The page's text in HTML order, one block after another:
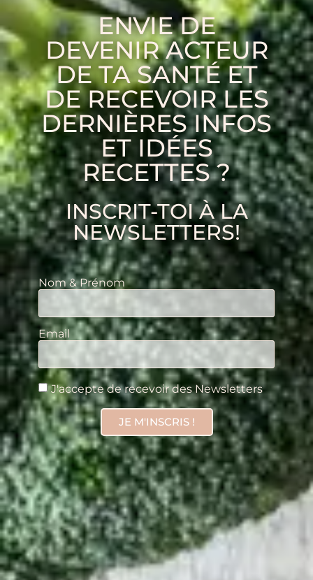
ENVIE DE
DEVENIR ACTEUR
DE TA SANTÉ ET
DE RECEVOIR LES
DERNIÈRES INFOS
ET IDÉES
RECETTES ?
INSCRIT-TOI À LA
NEWSLETTERS!
Nom & Prénom
Email
J'accepte de recevoir des Newsletters
JE M'INSCRIS !